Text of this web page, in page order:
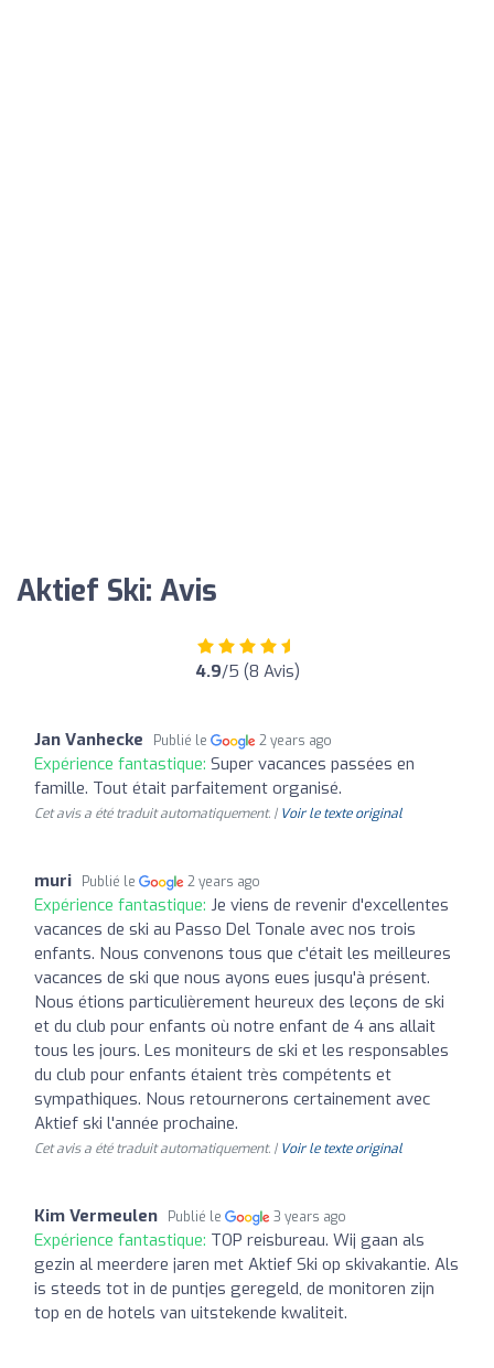
Aktief Ski: Avis
4.9/5 (8 Avis)
Jan Vanhecke Publié le 2 years ago
Expérience fantastique: Super vacances passées en
famille. Tout était parfaitement organisé.
Cet avis a été traduit automatiquement. | Voir le texte original
muri Publié le 2 years ago
Expérience fantastique: Je viens de revenir d'excellentes
vacances de ski au Passo Del Tonale avec nos trois
enfants. Nous convenons tous que c'était les meilleures
vacances de ski que nous ayons eues jusqu'à présent.
Nous étions particulièrement heureux des leçons de ski
et du club pour enfants où notre enfant de 4 ans allait
tous les jours. Les moniteurs de ski et les responsables
du club pour enfants étaient très compétents et
sympathiques. Nous retournerons certainement avec
Aktief ski l'année prochaine.
Cet avis a été traduit automatiquement. | Voir le texte original
Kim Vermeulen Publié le 3 years ago
Expérience fantastique: TOP reisbureau. Wij gaan als
gezin al meerdere jaren met Aktief Ski op skivakantie. Als
is steeds tot in de puntjes geregeld, de monitoren zijn
top en de hotels van uitstekende kwaliteit.